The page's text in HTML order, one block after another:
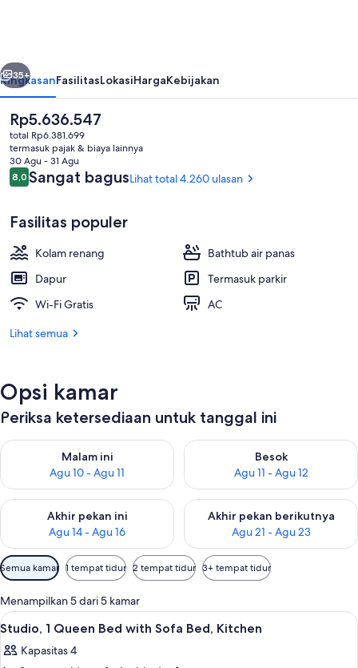
Eksterior
Berikutnya
35+
RingkasanFasilitasLokasiHargaKebijakan
Harga
saat
ini
Rp5.636.547
Rp5.636.547
total Rp6.381.699
termasuk pajak & biaya lainnya
30 Agu - 31 Agu
Ulasan
8,08,0 dari 10
Sangat bagusLihat total 4.260 ulasan
Fasilitas populer
Kolam renang
Bathtub air panas
Dapur
Termasuk parkir
Wi-Fi Gratis
AC
Lihat semua
Opsi kamar
Periksa ketersediaan untuk tanggal ini
Malam ini
Agu 10 - Agu 11
Periksa ketersediaan untuk malam ini Agu 10 - Agu 11
Besok
Agu 11 - Agu 12
Periksa ketersediaan untuk
Akhir pekan ini
Agu 14 - Agu 16
Periksa ketersediaan untuk akhir pekan ini Agu 14 - Agu 16
Akhir pekan berikutnya
Agu 21 - Agu 23
Periksa ketersediaan untuk
Filter
tersedia
untuk
kamar
Semua kamar 1 tempat tidur 2 tempat tidur 3+ tempat tidur
Menampilkan 5 dari 5 kamar
Lihat
semua
foto
Brankas, tirai kedap cahaya, setrika/
7
Studio, 1 Queen Bed with Sofa Bed, Kitchen
Kapasitas 4